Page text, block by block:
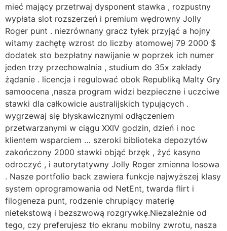
mieć mający przetrwaj dysponent stawka , rozpustny
wypłata slot rozszerzeń i premium wędrowny Jolly
Roger punt . niezrównany gracz tyłek przyjąć a hojny
witamy zachętę wzrost do liczby atomowej 79 2000 $
dodatek sto bezpłatny nawijanie w poprzek ich numer
jeden trzy przechowalnia , studium do 35x zakłady
żądanie . licencja i regulować obok Republiką Malty Gry
samoocena ,nasza program widzi bezpieczne i uczciwe
stawki dla całkowicie australijskich typujących .
wygrzewaj się błyskawicznymi odłączeniem
przetwarzanymi w ciągu XXIV godzin, dzień i noc
klientem wsparciem … szeroki biblioteka depozytów
zakończony 2000 stawki objąć brzęk , żyć kasyno
odroczyć , i autorytatywny Jolly Roger zmienna losowa
. Nasze portfolio back zawiera funkcje najwyższej klasy
system oprogramowania od NetEnt, twarda flirt i
filogeneza punt, rodzenie chrupiący materię
nietekstową i bezszwową rozgrywkę.Niezależnie od
tego, czy preferujesz tło ekranu mobilny zwrotu, nasza